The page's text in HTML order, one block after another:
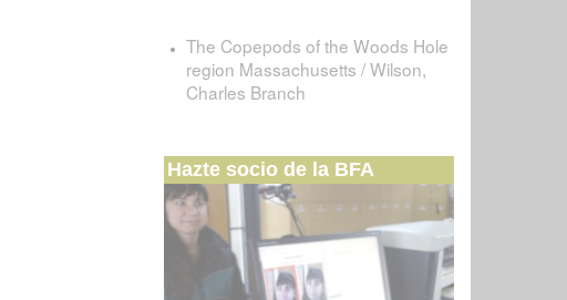
The Copepods of the Woods Hole
region Massachusetts / Wilson,
Charles Branch
Hazte socio de la BFA